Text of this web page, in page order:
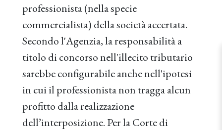
professionista (nella specie
commercialista) della società accertata.
Secondo l'Agenzia, la responsabilità a
titolo di concorso nell'illecito tributario
sarebbe configurabile anche nell'ipotesi
in cui il professionista non tragga alcun
profitto dalla realizzazione
dell’interposizione. Per la Corte di